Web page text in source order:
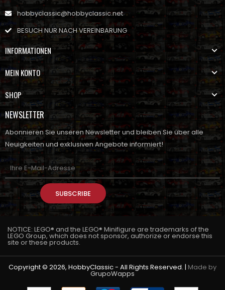
hobbyclassic@hobbyclassic.net
BESUCH NUR NACH VEREINBARUNG
INFORMATIONEN
MEIN KONTO
SHOP
NEWSLETTER
Abonnieren Sie unseren Newsletter und bleiben Sie über alle
Neuigkeiten und exklusiven Angebote informiert!
SUBSCRIBE
NOTICE: LEGO® and the LEGO® Minifigure are trademarks of the
LEGO Group, which does not sponsor, authorize or endorse this
site or these products.
Copyright © 2026, HobbyClassic - All Rights Reserved. | Made by
GrupoWapps